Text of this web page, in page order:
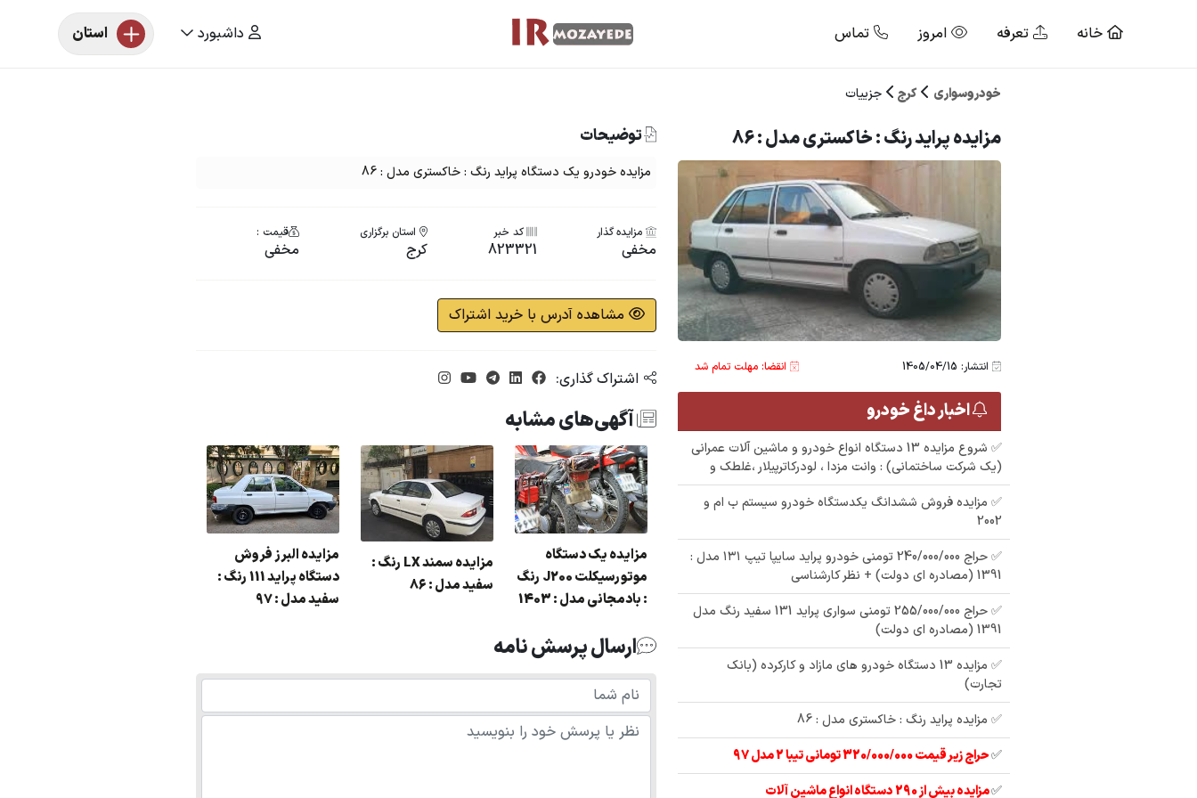
خانه تعرفه امروز تماس داشبورد استان
خودروسواری کرج جزییات
مزایده پراید رنگ : خاکستری مدل : 86
انتشار: 1405/04/15 انقضا: مهلت تمام شد
اخبار داغ خودرو
✅ شروع مزایده 13 دستگاه انواع خودرو و ماشین آلات عمرانی
(یک شرکت ساختمانی) : وانت مزدا ، لودرکاترپیلار ،غلطک و
✅ مزایده فروش ششدانگ یکدستگاه خودرو سیستم ب ام و
2002
✅ حراج 240/000/000 تومنی خودرو پراید سایپا تیپ ۱۳۱ مدل :
1391 (مصادره ای دولت) + نظر کارشناسی
✅ حراج 255/000/000 تومنی سواری پراید 131 سفید رنگ مدل
1391 (مصادره ای دولت)
✅ مزایده 13 دستگاه خودرو های مازاد و کارکرده (بانک
تجارت)
✅ مزایده پراید رنگ : خاکستری مدل : 86
✅حراج زیر قیمت 320/000/000 تومانی تیبا 2 مدل 97
✅مزایده بیش از 290 دستگاه انواع ماشین آلات
توضیحات
مزایده خودرو یک دستگاه پراید رنگ : خاکستری مدل : 86
مزایده گذار
مخفی
کد خبر
823321
استان برگزاری
کرج
قیمت :
مخفی
مشاهده آدرس با خرید اشتراک
اشتراک گذاری:
آگهی‌های مشابه
مزایده البرز فروش
دستگاه پراید 111 رنگ :
سفید مدل : 97
مزایده سمند LX رنگ :
سفید مدل : 86
مزایده یک دستگاه
موتورسیکلت J200 رنگ
: بادمجانی مدل : 1403
ارسال پرسش نامه